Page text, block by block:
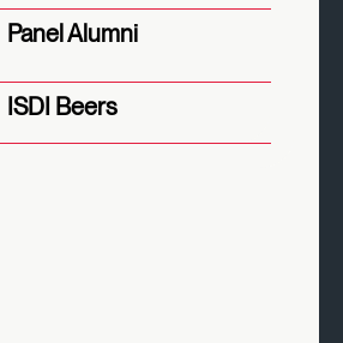
Panel Alumni
ISDI Beers